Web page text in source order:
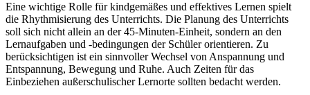
Eine wichtige Rolle für kindgemäßes und effektives Lernen spielt
die Rhythmisierung des Unterrichts. Die Planung des Unterrichts
soll sich nicht allein an der 45-Minuten-Einheit, sondern an den
Lernaufgaben und -bedingungen der Schüler orientieren. Zu
berücksichtigen ist ein sinnvoller Wechsel von Anspannung und
Entspannung, Bewegung und Ruhe. Auch Zeiten für das
Einbeziehen außerschulischer Lernorte sollten bedacht werden.